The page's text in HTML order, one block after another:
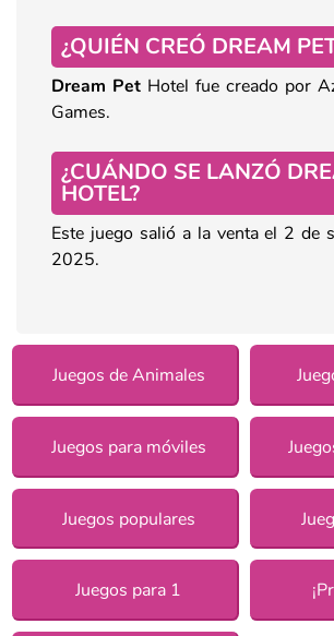
¿QUIÉN CREÓ DREAM
Dream Pet Hotel fue creado por
Games.
¿CUÁNDO SE LANZÓ
HOTEL?
Este juego salió a la venta el 2 de
2025.
Juegos de Animales
Juegos para móviles
Juegos populares
Juegos para 1